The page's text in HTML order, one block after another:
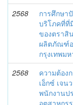
2568
การศึกษา
บริโภคที่ที่
ของตราสิ
ผลิตภัณฑ์
กรุงเทพม
2568
ความต้อง
เอ็กซ์ เจน
พนักงานป
อุตสาหกร